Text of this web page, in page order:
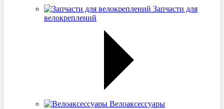
Запчасти для
велокреплений
Велоаксессуары